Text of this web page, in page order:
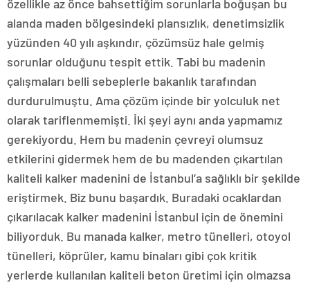
özellikle az önce bahsettiğim sorunlarla boğuşan bu
alanda maden bölgesindeki plansızlık, denetimsizlik
yüzünden 40 yılı aşkındır, çözümsüz hale gelmiş
sorunlar olduğunu tespit ettik. Tabi bu madenin
çalışmaları belli sebeplerle bakanlık tarafından
durdurulmuştu. Ama çözüm içinde bir yolculuk net
olarak tariflenmemişti. İki şeyi aynı anda yapmamız
gerekiyordu. Hem bu madenin çevreyi olumsuz
etkilerini gidermek hem de bu madenden çıkartılan
kaliteli kalker madenini de İstanbul’a sağlıklı bir şekilde
eriştirmek. Biz bunu başardık. Buradaki ocaklardan
çıkarılacak kalker madenini İstanbul için de önemini
biliyorduk. Bu manada kalker, metro tünelleri, otoyol
tünelleri, köprüler, kamu binaları gibi çok kritik
yerlerde kullanılan kaliteli beton üretimi için olmazsa